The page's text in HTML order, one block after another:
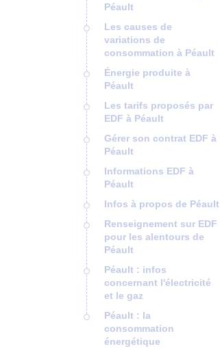
Péault
Les causes de
variations de
consommation à Péault
Énergie produite à
Péault
Les tarifs proposés par
EDF à Péault
Gérer son contrat EDF à
Péault
Informations EDF à
Péault
Infos à propos de Péault
Renseignement sur EDF
pour les alentours de
Péault
Péault : infos
concernant l'électricité
et le gaz
Péault : la
consommation
énergétique